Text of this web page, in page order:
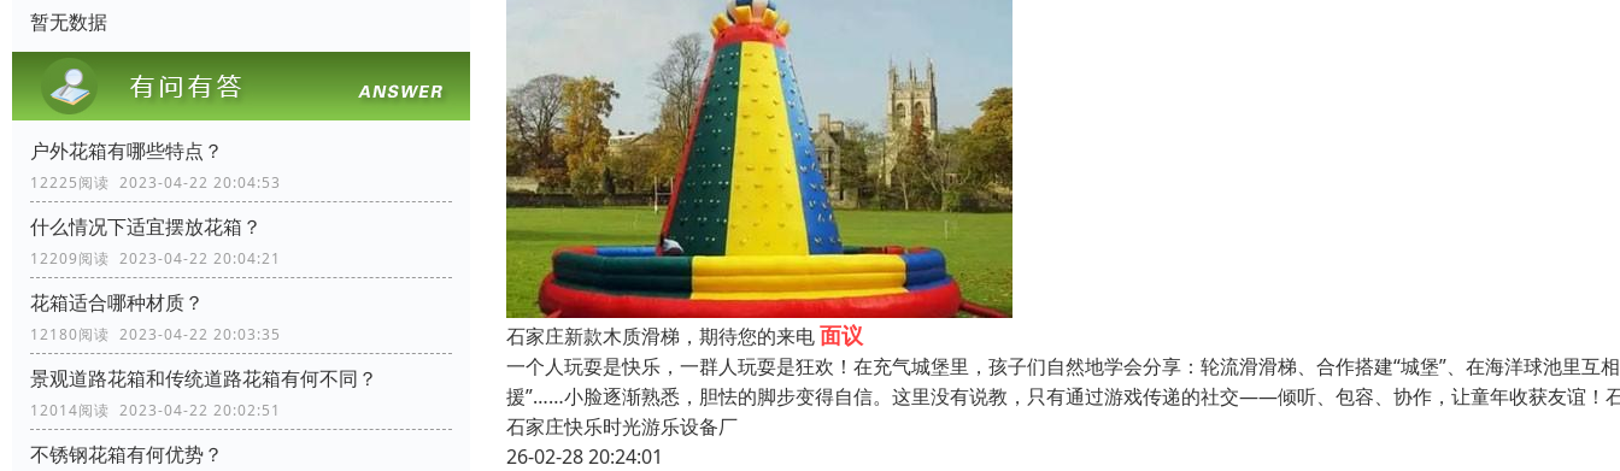
暂无数据
户外花箱有哪些特点？
12225阅读 2023-04-22 20:04:53
什么情况下适宜摆放花箱？
12209阅读 2023-04-22 20:04:21
花箱适合哪种材质？
12180阅读 2023-04-22 20:03:35
景观道路花箱和传统道路花箱有何不同？
12014阅读 2023-04-22 20:02:51
不锈钢花箱有何优势？
石家庄新款木质滑梯，期待您的来电面议
一个人玩耍是快乐，一群人玩耍是狂欢！在充气城堡里，孩子们自然地学会分享：轮流滑滑梯、合作搭建“城堡”、在海洋球池里互
援”……小脸逐渐熟悉，胆怯的脚步变得自信。这里没有说教，只有通过游戏传递的社交——倾听、包容、协作，让童年收获友谊！
石家庄快乐时光游乐设备厂
26-02-28 20:24:01